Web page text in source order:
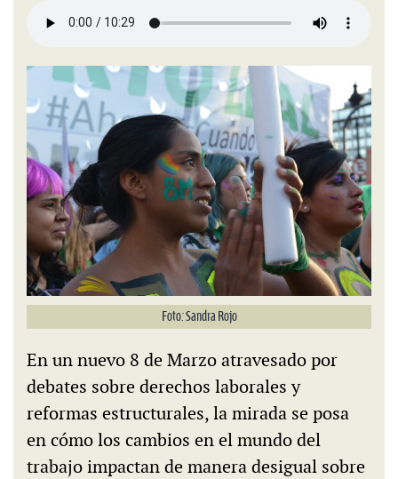
Foto: Sandra Rojo
En un nuevo 8 de Marzo atravesado por
debates sobre derechos laborales y
reformas estructurales, la mirada se posa
en cómo los cambios en el mundo del
trabajo impactan de manera desigual sobre